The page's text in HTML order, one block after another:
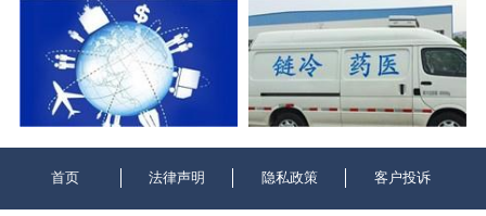
首页 法律声明 隐私政策 客户投诉